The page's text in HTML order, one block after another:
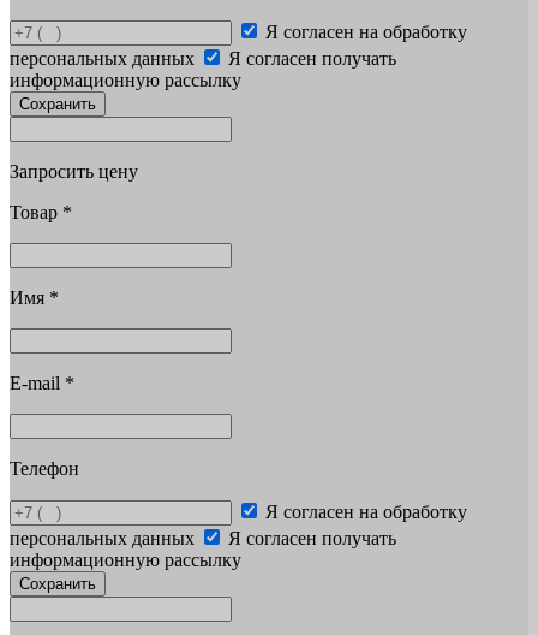
Я согласен на обработку
персональных данных
Я согласен получать
информационную рассылку
Сохранить
Запросить цену
Товар *
Имя *
E-mail *
Телефон
Я согласен на обработку
персональных данных
Я согласен получать
информационную рассылку
Сохранить